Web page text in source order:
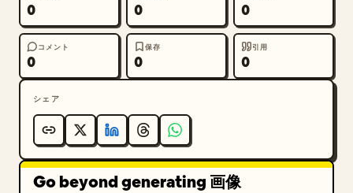
0 0 0
コメント
0
保存
0
引用
0
シェア
Go beyond generating 画像